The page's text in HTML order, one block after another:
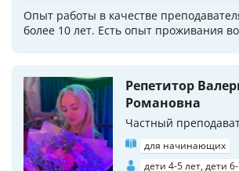
Опыт работы в качестве
более 10 лет. Есть опыт проживания
Репетитор
Романовна
Частный
для начинающих
дети 4-5 лет, дети